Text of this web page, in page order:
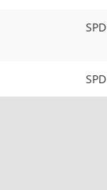
SPD
SPD